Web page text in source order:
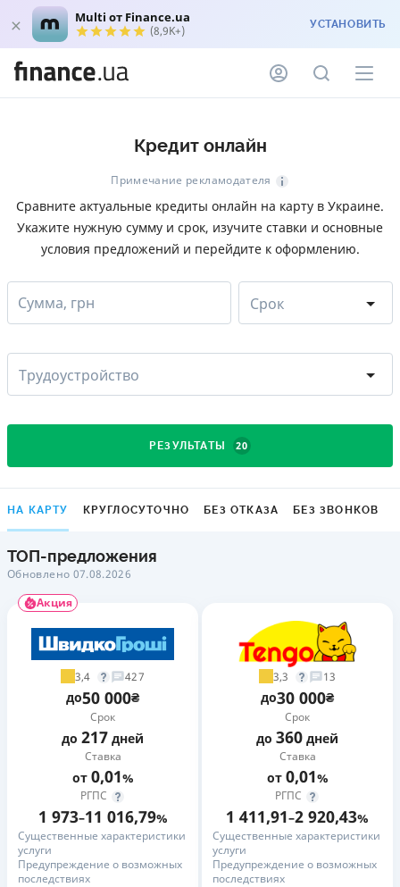
Multi от Finance.ua
(8,9K+) УСТАНОВИТЬ
Кредит онлайн
Примечание рекламодателя
Сравните актуальные кредиты онлайн на карту в Украине.
Укажите нужную сумму и срок, изучите ставки и основные
условия предложений и перейдите к оформлению.
Сумма, грн Срок
Трудоустройство
РЕЗУЛЬТАТЫ 20
НА КАРТУ КРУГЛОСУТОЧНО БЕЗ ОТКАЗА БЕЗ ЗВОНКОВ
ТОП-предложения
Обновлено 07.08.2026
Акция
3,4 427
до50 000₴
Срок
до 217 дней
Ставка
от 0,01%
РГПС
1 973–11 016,79%
Существенные характеристики
услуги
Предупреждение о возможных
последствиях
3,3 13
до30 000₴
Срок
до 360 дней
Ставка
от 0,01%
РГПС
1 411,91–2 920,43%
Существенные характеристики
услуги
Предупреждение о возможных
последствиях